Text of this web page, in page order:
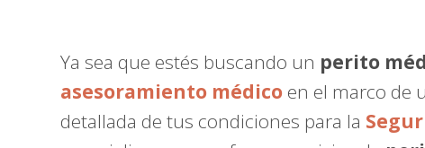
Ya sea que estés buscando un perito
asesoramiento médico en el marco de
detallada de tus condiciones para la